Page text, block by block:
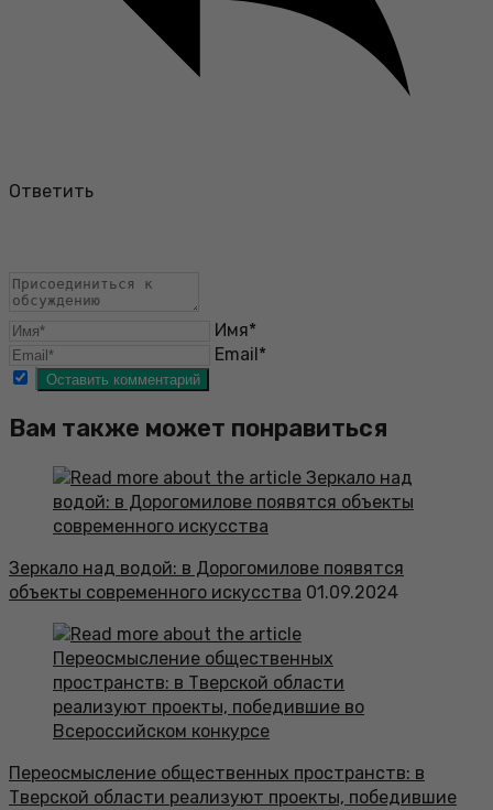
Ответить
Имя*
Email*
Вам также может понравиться
Зеркало над водой: в Дорогомилове появятся
объекты современного искусства 01.09.2024
Переосмысление общественных пространств: в
Тверской области реализуют проекты, победившие